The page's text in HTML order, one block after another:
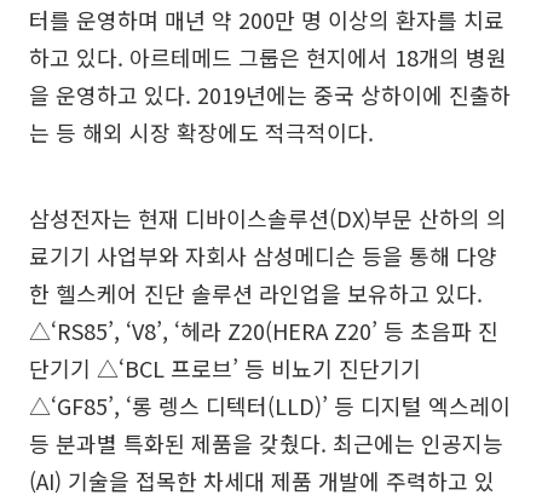
터를 운영하며 매년 약 200만 명 이상의 환자를 치료
하고 있다. 아르테메드 그룹은 현지에서 18개의 병원
을 운영하고 있다. 2019년에는 중국 상하이에 진출하
는 등 해외 시장 확장에도 적극적이다.
삼성전자는 현재 디바이스솔루션(DX)부문 산하의 의
료기기 사업부와 자회사 삼성메디슨 등을 통해 다양
한 헬스케어 진단 솔루션 라인업을 보유하고 있다.
△‘RS85’, ‘V8’, ‘헤라 Z20(HERA Z20’ 등 초음파 진
단기기 △‘BCL 프로브’ 등 비뇨기 진단기기
△‘GF85’, ‘롱 렝스 디텍터(LLD)’ 등 디지털 엑스레이
등 분과별 특화된 제품을 갖췄다. 최근에는 인공지능
(AI) 기술을 접목한 차세대 제품 개발에 주력하고 있